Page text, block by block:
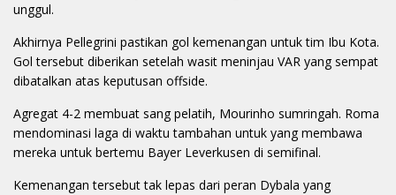
unggul.
Akhirnya Pellegrini pastikan gol kemenangan untuk tim Ibu Kota.
Gol tersebut diberikan setelah wasit meninjau VAR yang sempat
dibatalkan atas keputusan offside.
Agregat 4-2 membuat sang pelatih, Mourinho sumringah. Roma
mendominasi laga di waktu tambahan untuk yang membawa
mereka untuk bertemu Bayer Leverkusen di semifinal.
Kemenangan tersebut tak lepas dari peran Dybala yang